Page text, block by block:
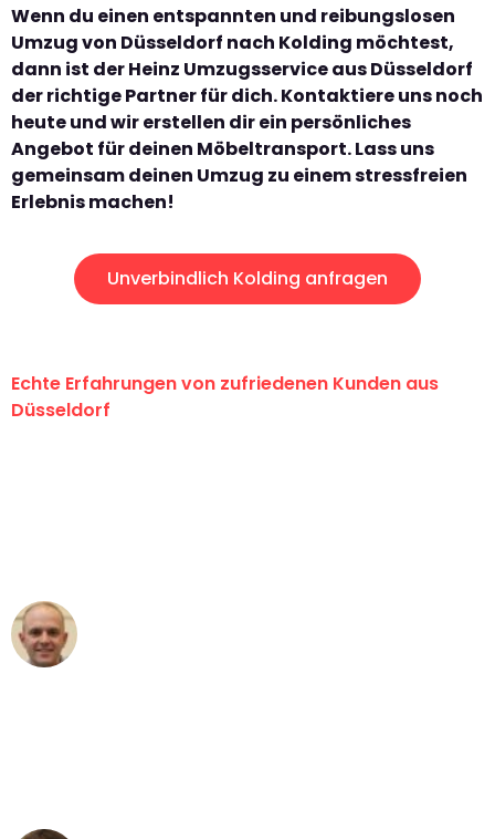
Wenn du einen entspannten und reibungslosen
Umzug von Düsseldorf nach Kolding möchtest,
dann ist der Heinz Umzugsservice aus Düsseldorf
der richtige Partner für dich. Kontaktiere uns noch
heute und wir erstellen dir ein persönliches
Angebot für deinen Möbeltransport. Lass uns
gemeinsam deinen Umzug zu einem stressfreien
Erlebnis machen!
Unverbindlich Kolding anfragen
Echte Erfahrungen von zufriedenen Kunden aus
Düsseldorf